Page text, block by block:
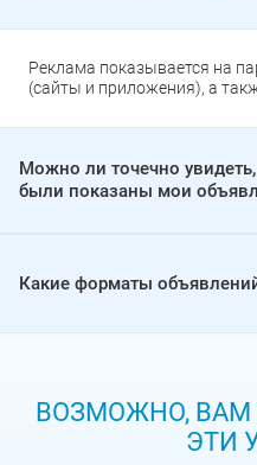
Реклама показывается на
(сайты и приложения), а
Можно ли точечно
были показаны мои
Какие форматы
ВОЗМОЖНО,
ЭТИ